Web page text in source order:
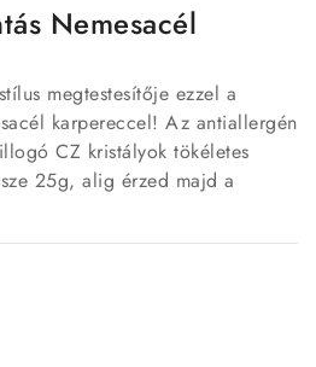
Nemesacél
megtestesítője ezzel a
karpereccel! Az antiallergén
CZ kristályok tökéletes
25g, alig érzed majd a